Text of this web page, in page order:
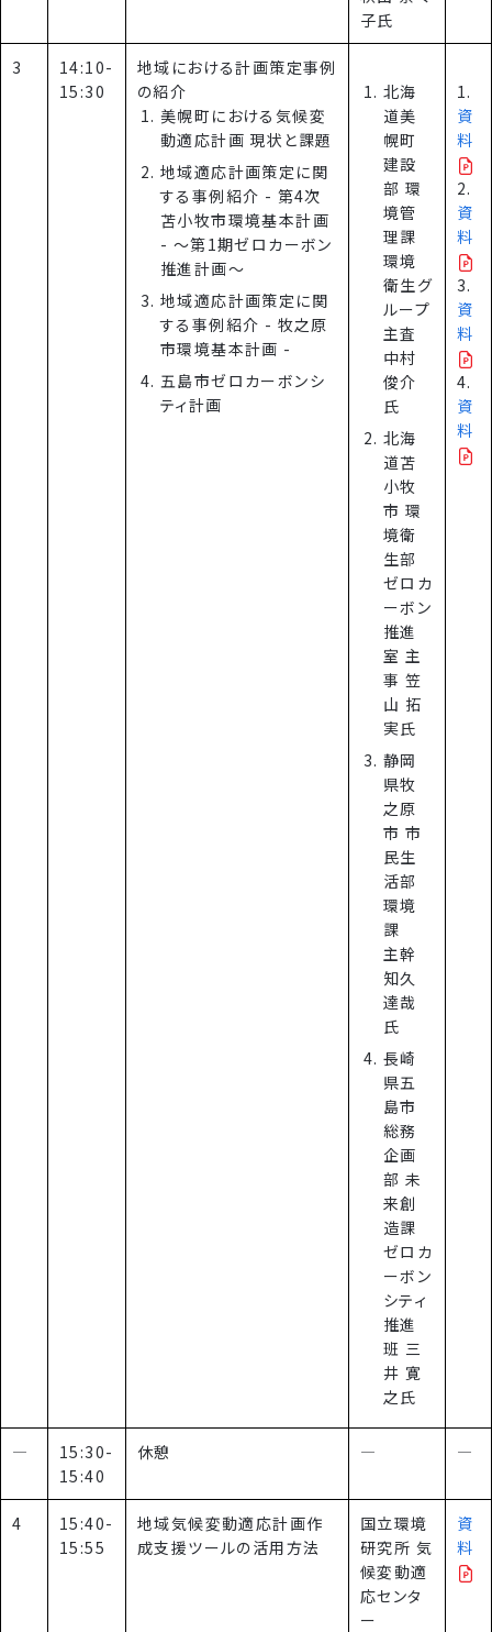
子氏
3
14:10-
15:30
地域における計画策定事例
の紹介
美幌町における気候変
動適応計画 現状と課題
地域適応計画策定に関
する事例紹介 - 第4次
苫小牧市環境基本計画
- ～第1期ゼロカーボン
推進計画～
地域適応計画策定に関
する事例紹介 - 牧之原
市環境基本計画 -
五島市ゼロカーボンシ
ティ計画
北海
道美
幌町
建設
部 環
境管
理課
環境
衛生グ
ループ
主査
中村
俊介
氏
北海
道苫
小牧
市 環
境衛
生部
ゼロカ
ーボン
推進
室 主
事 笠
山 拓
実氏
静岡
県牧
之原
市 市
民生
活部
環境
課
主幹
知久
達哉
氏
長崎
県五
島市
総務
企画
部 未
来創
造課
ゼロカ
ーボン
シティ
推進
班 三
井 寛
之氏
1.
資
料
2.
資
料
3.
資
料
4.
資
料
―
15:30-
15:40
休憩 ― ―
4
15:40-
15:55
地域気候変動適応計画作
成支援ツールの活用方法
国立環境
研究所 気
候変動適
応センタ
ー
資
料